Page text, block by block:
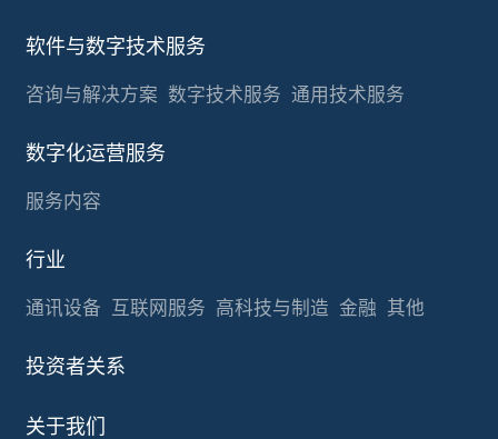
软件与数字技术服务
咨询与解决方案 数字技术服务 通用技术服务
数字化运营服务
服务内容
行业
通讯设备 互联网服务 高科技与制造 金融 其他
投资者关系
关于我们